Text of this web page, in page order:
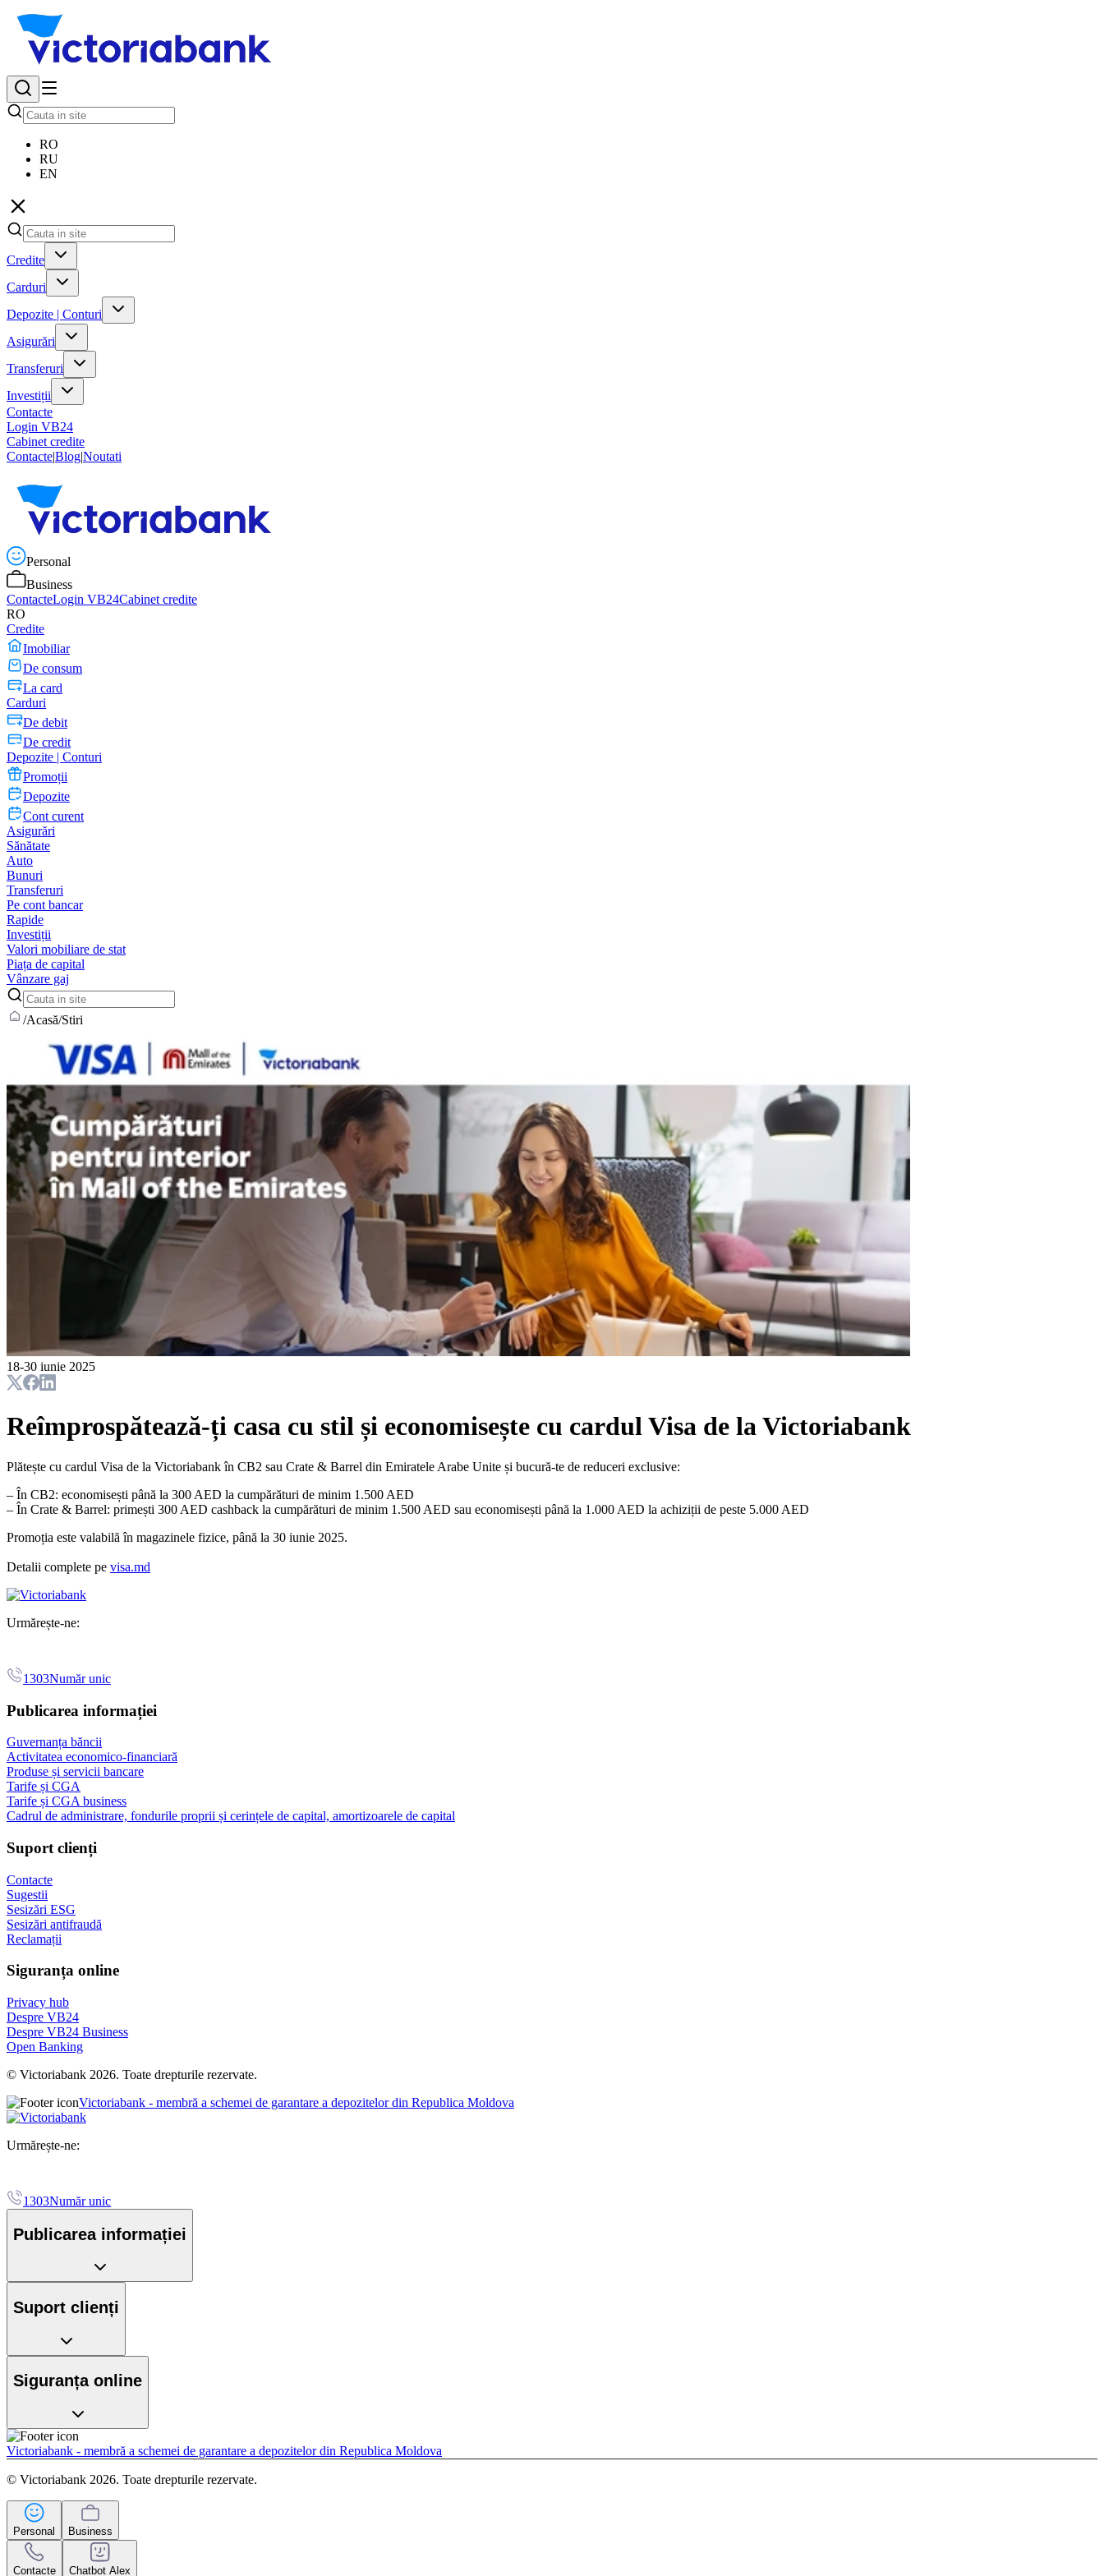
RO
RU
EN
Credite
Carduri
Depozite | Conturi
Asigurări
Transferuri
Investiții
Contacte
Login VB24
Cabinet credite
Contacte|Blog|Noutati
Personal
Business
ContacteLogin VB24Cabinet credite
RO
Credite
Imobiliar
De consum
La card
Carduri
De debit
De credit
Depozite | Conturi
Promoții
Depozite
Cont curent
Asigurări
Sănătate
Auto
Bunuri
Transferuri
Pe cont bancar
Rapide
Investiții
Valori mobiliare de stat
Piața de capital
Vânzare gaj
/Acasă/Stiri
18-30 iunie 2025
Reîmprospătează-ți casa cu stil și economisește cu cardul Visa de la Victoriabank
Plătește cu cardul Visa de la Victoriabank în CB2 sau Crate & Barrel din Emiratele Arabe Unite și bucură-te de reduceri exclusive:
– În CB2: economisești până la 300 AED la cumpărături de minim 1.500 AED
– În Crate & Barrel: primești 300 AED cashback la cumpărături de minim 1.500 AED sau economisești până la 1.000 AED la achiziții de peste 5.000 AED
Promoția este valabilă în magazinele fizice, până la 30 iunie 2025.
Detalii complete pe visa.md
Urmărește-ne:
1303Număr unic
Publicarea informației
Guvernanța băncii
Activitatea economico-financiară
Produse și servicii bancare
Tarife și CGA
Tarife și CGA business
Cadrul de administrare, fondurile proprii și cerințele de capital, amortizoarele de capital
Suport clienți
Contacte
Sugestii
Sesizări ESG
Sesizări antifraudă
Reclamații
Siguranța online
Privacy hub
Despre VB24
Despre VB24 Business
Open Banking
© Victoriabank 2026. Toate drepturile rezervate.
Victoriabank - membră a schemei de garantare a depozitelor din Republica Moldova
Urmărește-ne:
1303Număr unic
Publicarea informației
Suport clienți
Siguranța online
Victoriabank - membră a schemei de garantare a depozitelor din Republica Moldova
© Victoriabank 2026. Toate drepturile rezervate.
Personal Business
Contacte Chatbot Alex